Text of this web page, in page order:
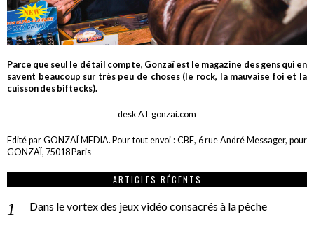
Parce que seul le détail compte, Gonzaï est le magazine des gens qui en
savent beaucoup sur très peu de choses (le rock, la mauvaise foi et la
cuisson des biftecks).
desk AT gonzai.com
Edité par GONZAÏ MEDIA. Pour tout envoi : CBE, 6 rue André Messager, pour
GONZAÏ, 75018 Paris
ARTICLES RÉCENTS
Dans le vortex des jeux vidéo consacrés à la pêche